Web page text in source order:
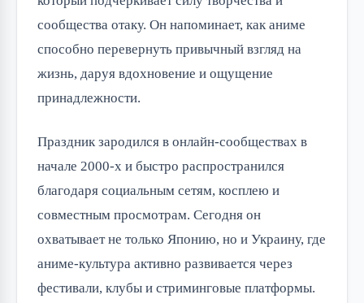
сообщества отаку. Он напоминает, как аниме
способно перевернуть привычный взгляд на
жизнь, даруя вдохновение и ощущение
принадлежности.
Праздник зародился в онлайн-сообществах в
начале 2000-х и быстро распространился
благодаря социальным сетям, косплею и
совместным просмотрам. Сегодня он
охватывает не только Японию, но и Украину, где
аниме-культура активно развивается через
фестивали, клубы и стриминговые платформы.